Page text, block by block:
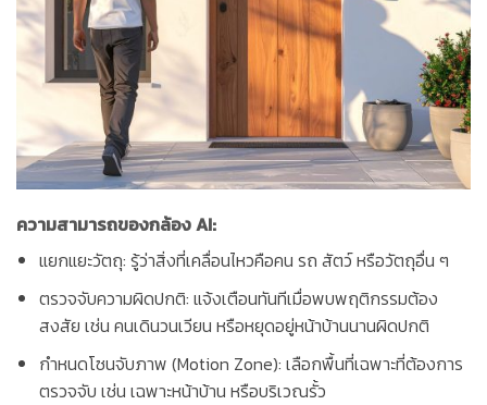
ความสามารถของกล้อง AI:
แยกแยะวัตถุ: รู้ว่าสิ่งที่เคลื่อนไหวคือคน รถ สัตว์ หรือวัตถุอื่น ๆ
ตรวจจับความผิดปกติ: แจ้งเตือนทันทีเมื่อพบพฤติกรรมต้อง
สงสัย เช่น คนเดินวนเวียน หรือหยุดอยู่หน้าบ้านนานผิดปกติ
กำหนดโซนจับภาพ (Motion Zone): เลือกพื้นที่เฉพาะที่ต้องการ
ตรวจจับ เช่น เฉพาะหน้าบ้าน หรือบริเวณรั้ว